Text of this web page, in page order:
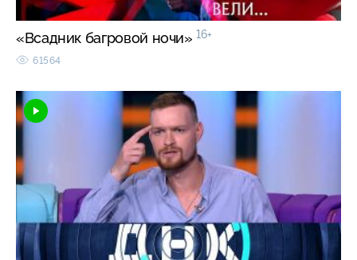
«Всадник багровой ночи» 16+
61564